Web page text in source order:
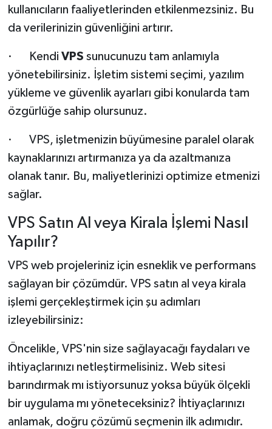
kullanıcıların faaliyetlerinden etkilenmezsiniz. Bu
da verilerinizin güvenliğini artırır.
· Kendi VPS sunucunuzu tam anlamıyla
yönetebilirsiniz. İşletim sistemi seçimi, yazılım
yükleme ve güvenlik ayarları gibi konularda tam
özgürlüğe sahip olursunuz.
· VPS, işletmenizin büyümesine paralel olarak
kaynaklarınızı artırmanıza ya da azaltmanıza
olanak tanır. Bu, maliyetlerinizi optimize etmenizi
sağlar.
VPS Satın Al veya Kirala İşlemi Nasıl
Yapılır?
VPS web projeleriniz için esneklik ve performans
sağlayan bir çözümdür. VPS satın al veya kirala
işlemi gerçekleştirmek için şu adımları
izleyebilirsiniz:
Öncelikle, VPS'nin size sağlayacağı faydaları ve
ihtiyaçlarınızı netleştirmelisiniz. Web sitesi
barındırmak mı istiyorsunuz yoksa büyük ölçekli
bir uygulama mı yöneteceksiniz? İhtiyaçlarınızı
anlamak, doğru çözümü seçmenin ilk adımıdır.